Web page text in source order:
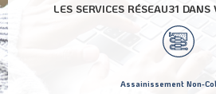
LES SERVICES RÉSEAU31 DANS
Assainissement Non-